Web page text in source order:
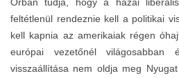
feltétlenül rendeznie kell a politikai
kell kapnia az amerikaiak régen
európai vezetőnél
visszaállítása nem oldja meg